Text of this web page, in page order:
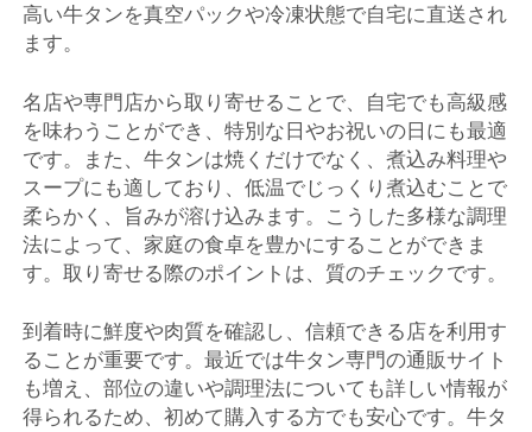
高い牛タンを真空パックや冷凍状態で自宅に直送され
ます。
名店や専門店から取り寄せることで、自宅でも高級感
を味わうことができ、特別な日やお祝いの日にも最適
です。また、牛タンは焼くだけでなく、煮込み料理や
スープにも適しており、低温でじっくり煮込むことで
柔らかく、旨みが溶け込みます。こうした多様な調理
法によって、家庭の食卓を豊かにすることができま
す。取り寄せる際のポイントは、質のチェックです。
到着時に鮮度や肉質を確認し、信頼できる店を利用す
ることが重要です。最近では牛タン専門の通販サイト
も増え、部位の違いや調理法についても詳しい情報が
得られるため、初めて購入する方でも安心です。牛タ